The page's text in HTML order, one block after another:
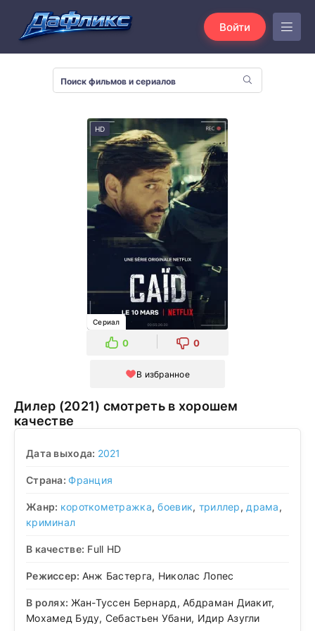
Войти
HD
Сериал
0 0
В избранное
Дилер (2021) смотреть в хорошем
качестве
Дата выхода: 2021
Страна:Франция
Жанр: короткометражка,боевик, триллер, драма,
криминал
В качестве: Full HD
Режиссер: Анж Бастерга, Николас Лопес
В ролях: Жан-Туссен Бернард, Абдраман Диакит,
Мохамед Буду, Себастьен Убани, Идир Азугли